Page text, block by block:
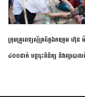
ការប្តេជ្ញាចិត្ត
ក្រុមគ្រូពេទ្យស្ម័គ្រចិត្តឯកឧត្តម ហ៊ុ
៤០០នាក់ បន្តចុះពិនិត្យ និងព្យាបា